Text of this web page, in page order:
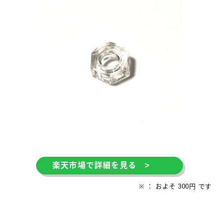
楽天市場で詳細を見る >
※ ： およそ 300円 です